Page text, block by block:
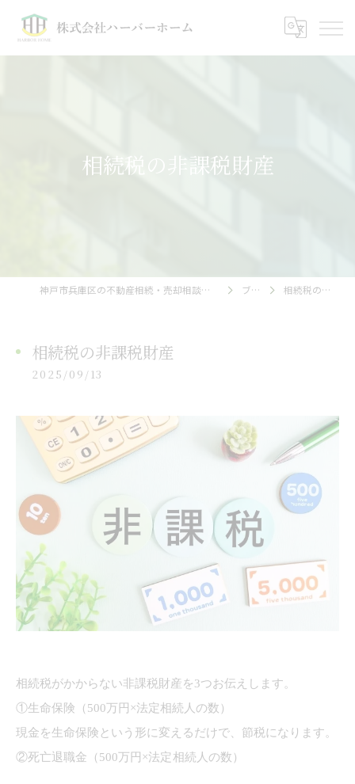
相続税の非課税財産
神戸市兵庫区の不動産相続・売却相談｜株式会社ハーバーホーム ブログ 相続税の非課税財産
相続税の非課税財産
2025/09/13
相続税がかからない非課税財産を3つお伝えします。
①生命保険（500万円×法定相続人の数）
現金を生命保険という形に変えるだけで、節税になります。
②死亡退職金（500万円×法定相続人の数）